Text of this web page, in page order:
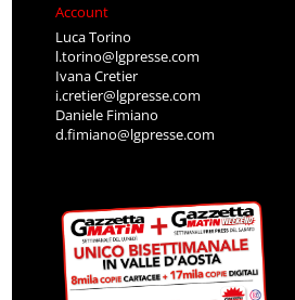
Account
Luca Torino
l.torino@lgpresse.com
Ivana Cretier
i.cretier@lgpresse.com
Daniele Fimiano
d.fimiano@lgpresse.com